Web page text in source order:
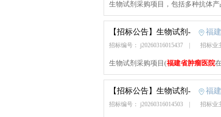
生物试剂采购项目，包括多种抗体
【招标公告】 生物试剂- 福建
招标编号： j20260316015437 招标业
生物试剂采购项目(福建省肿瘤医院
【招标公告】 生物试剂- 福建
招标编号： j20260316014503 招标业